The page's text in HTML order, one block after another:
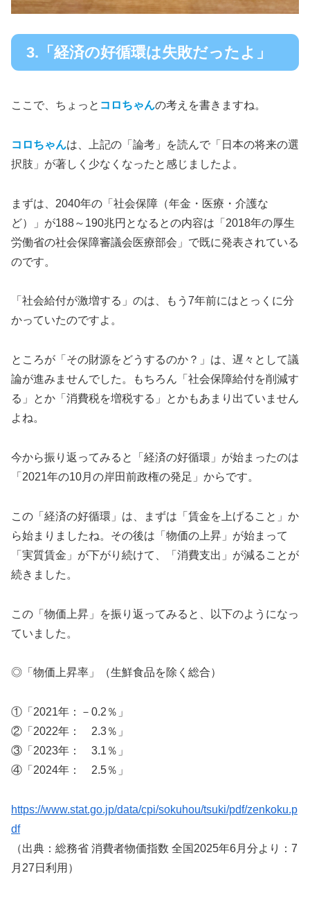
3.「経済の好循環は失敗だったよ」
ここで、ちょっと コロちゃんの考えを書きますね。
コロちゃんは、上記の「論考」を読んで「日本の将来の選
択肢」が著しく少なくなったと感じましたよ。
まずは、2040年の「社会保障（年金・医療・介護な
ど）」が188～190兆円となるとの内容は「2018年の厚生
労働省の社会保障審議会医療部会」で既に発表されている
のです。
「社会給付が激増する」のは、もう7年前にはとっくに分
かっていたのですよ。
ところが「その財源をどうするのか？」は、遅々として議
論が進みませんでした。もちろん「社会保障給付を削減す
る」とか「消費税を増税する」とかもあまり出ていません
よね。
今から振り返ってみると「経済の好循環」が始まったのは
「2021年の10月の岸田前政権の発足」からです。
この「経済の好循環」は、まずは「賃金を上げること」か
ら始まりましたね。その後は「物価の上昇」が始まって
「実質賃金」が下がり続けて、「消費支出」が減ることが
続きました。
この「物価上昇」を振り返ってみると、以下のようになっ
ていました。
◎「物価上昇率」（生鮮食品を除く総合）
①「2021年：－0.2％」
②「2022年： 2.3％」
③「2023年： 3.1％」
④「2024年： 2.5％」
https://www.stat.go.jp/data/cpi/sokuhou/tsuki/pdf/zenkoku.p
df
（出典：総務省 消費者物価指数 全国2025年6月分より：7
月27日利用）